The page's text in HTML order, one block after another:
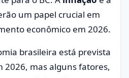
um papel crucial em
econômico em 2026.
brasileira está prevista
2026, mas alguns fatores,